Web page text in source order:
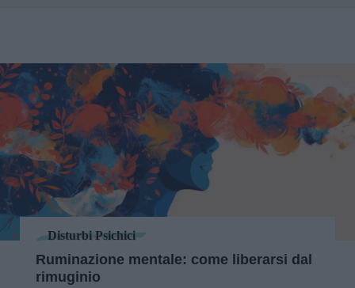
Disturbi Psichici
Ruminazione mentale: come liberarsi dal
rimuginio